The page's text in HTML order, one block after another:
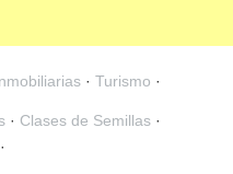
· Turismo ·
· Clases de Semillas ·
·